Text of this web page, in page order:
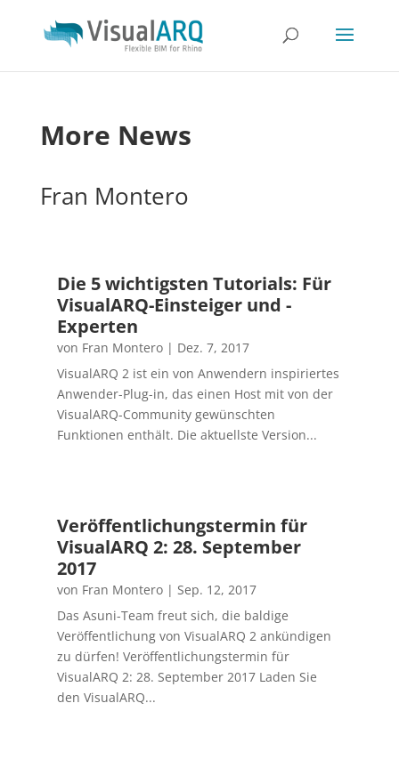
More News
Fran Montero
Die 5 wichtigsten Tutorials: Für
VisualARQ-Einsteiger und -
Experten
von Fran Montero| Dez. 7, 2017
VisualARQ 2 ist ein von Anwendern inspiriertes
Anwender-Plug-in, das einen Host mit von der
VisualARQ-Community gewünschten
Funktionen enthält. Die aktuellste Version...
Veröffentlichungstermin für
VisualARQ 2: 28. September
2017
von Fran Montero| Sep. 12, 2017
Das Asuni-Team freut sich, die baldige
Veröffentlichung von VisualARQ 2 ankündigen
zu dürfen! Veröffentlichungstermin für
VisualARQ 2: 28. September 2017 Laden Sie
den VisualARQ...